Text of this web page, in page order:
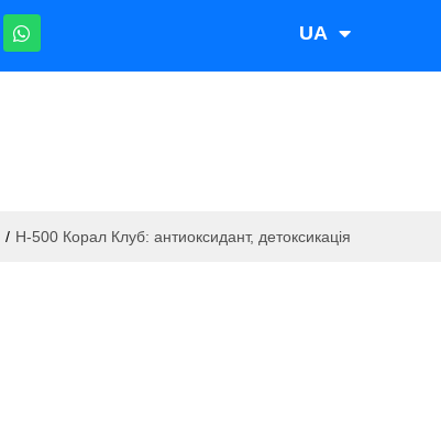
UA
RU
/ H-500 Корал Клуб: антиоксидант, детоксикація